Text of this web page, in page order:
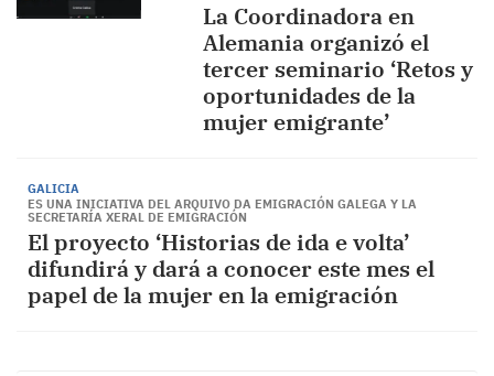
La Coordinadora en
Alemania organizó el
tercer seminario ‘Retos y
oportunidades de la
mujer emigrante’
GALICIA
ES UNA INICIATIVA DEL ARQUIVO DA EMIGRACIÓN GALEGA Y LA
SECRETARÍA XERAL DE EMIGRACIÓN
El proyecto ‘Historias de ida e volta’
difundirá y dará a conocer este mes el
papel de la mujer en la emigración